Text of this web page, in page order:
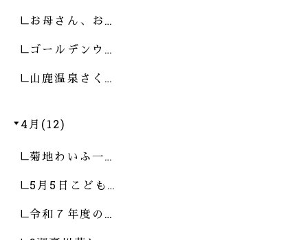
お母さん、お…
ゴールデンウ…
山鹿温泉さく…
4月(12)
菊地わいふ一…
5月5日こども…
令和７年度の…